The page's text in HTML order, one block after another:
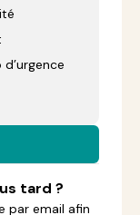
tard ?
par email afin